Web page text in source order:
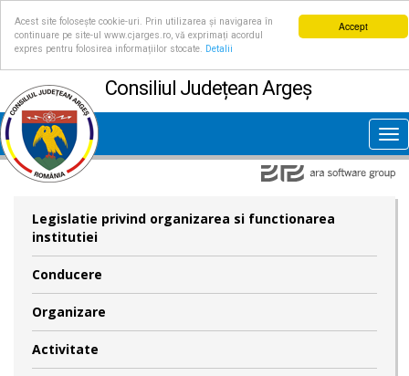
Accept
Acest site folosește cookie-uri. Prin utilizarea și navigarea în
continuare pe site-ul www.cjarges.ro, vă exprimați acordul
expres pentru folosirea informațiilor stocate.
Detalii
Consiliul Județean Argeș
Legislatie privind organizarea si functionarea
institutiei
Conducere
Organizare
Activitate